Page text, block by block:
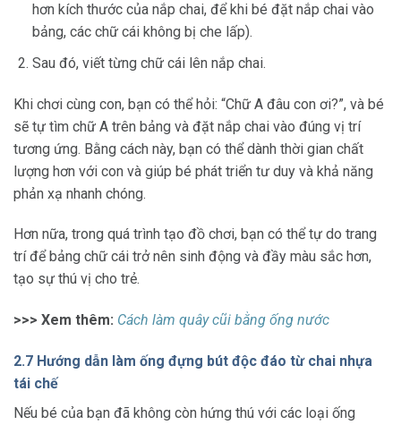
hơn kích thước của nắp chai, để khi bé đặt nắp chai vào
bảng, các chữ cái không bị che lấp).
Sau đó, viết từng chữ cái lên nắp chai.
Khi chơi cùng con, bạn có thể hỏi: “Chữ A đâu con ơi?”, và bé
sẽ tự tìm chữ A trên bảng và đặt nắp chai vào đúng vị trí
tương ứng. Bằng cách này, bạn có thể dành thời gian chất
lượng hơn với con và giúp bé phát triển tư duy và khả năng
phản xạ nhanh chóng.
Hơn nữa, trong quá trình tạo đồ chơi, bạn có thể tự do trang
trí để bảng chữ cái trở nên sinh động và đầy màu sắc hơn,
tạo sự thú vị cho trẻ.
>>> Xem thêm: Cách làm quây cũi bằng ống nước
2.7 Hướng dẫn làm ống đựng bút độc đáo từ chai nhựa
tái chế
Nếu bé của bạn đã không còn hứng thú với các loại ống